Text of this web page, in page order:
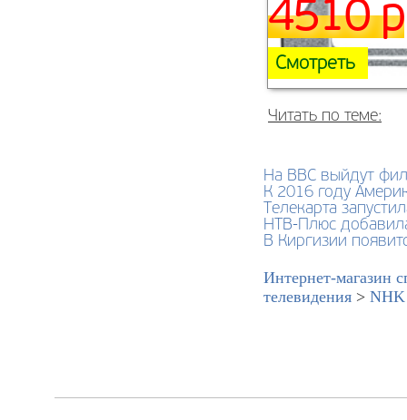
Смотреть
4510 р
Читать по теме:
На BBC выйдут
К 2016 году
Телекарта
НТВ-Плюс
В Киргизии
Интернет-магазин
телевидения > NHK